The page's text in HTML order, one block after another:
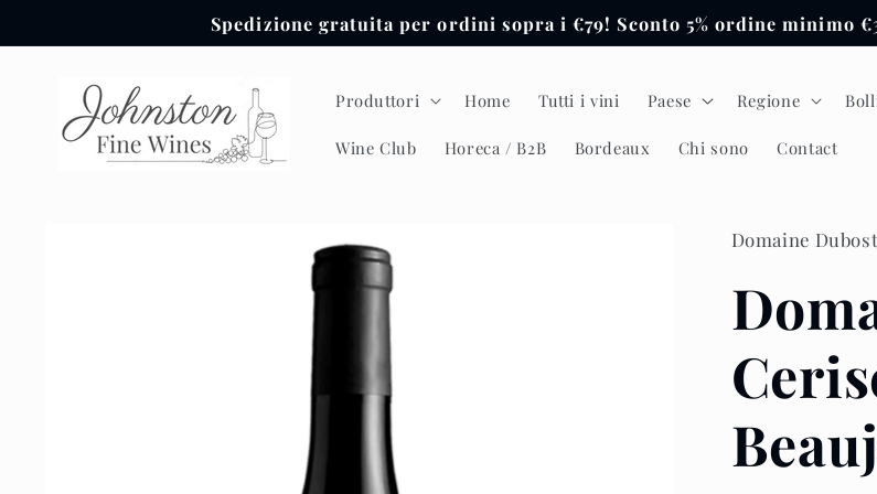
ai contenuti
Spedizione gratuita per ordini sopra i €79! Sconto 5% ordine minimo
Produttori Home Tutti i vini Paese Regione
Wine Club Horeca / B2B Bordeaux Chi sono Contact
Domaine Dubost